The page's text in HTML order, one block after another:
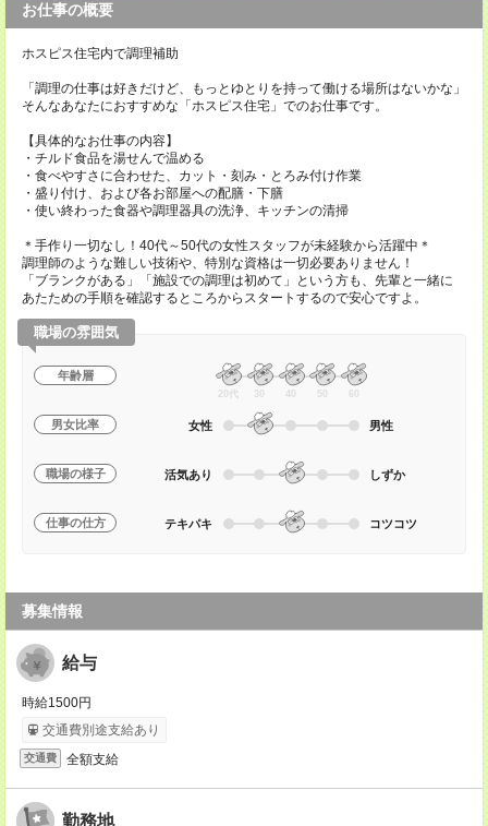
お仕事の概要
ホスピス住宅内で調理補助
「調理の仕事は好きだけど、もっとゆとりを持って働ける場所はないかな」
そんなあなたにおすすめな「ホスピス住宅」でのお仕事です。
【具体的なお仕事の内容】
・チルド食品を湯せんで温める
・食べやすさに合わせた、カット・刻み・とろみ付け作業
・盛り付け、および各お部屋への配膳・下膳
・使い終わった食器や調理器具の洗浄、キッチンの清掃
＊手作り一切なし！40代～50代の女性スタッフが未経験から活躍中＊
調理師のような難しい技術や、特別な資格は一切必要ありません！
「ブランクがある」「施設での調理は初めて」という方も、先輩と一緒に
あたための手順を確認するところからスタートするので安心ですよ。
職場の雰囲気
年齢層
20代 30 40 50 60
男女比率 女性 男性
職場の様子 活気あり しずか
仕事の仕方 テキパキ コツコツ
募集情報
給与
時給1500円
交通費別途支給あり
交通費 全額支給
勤務地